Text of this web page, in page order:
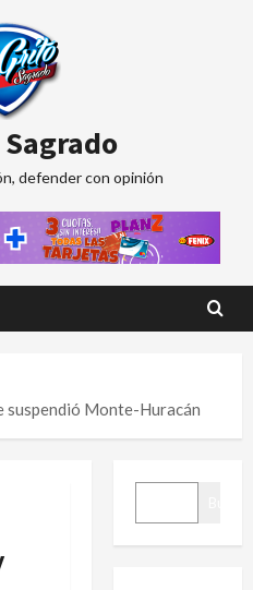
defender con opinión
suspendió Monte-Huracán